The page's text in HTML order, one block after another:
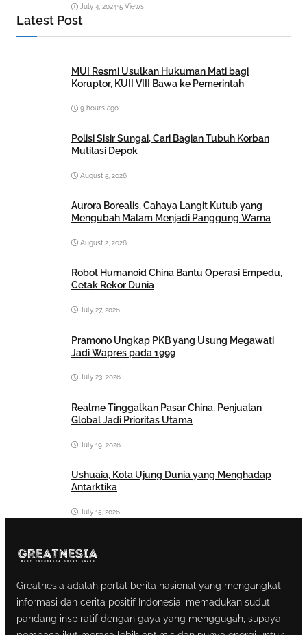
July 4, 2024•5 Views
Latest Post
MUI Resmi Usulkan Hukuman Mati bagi
Koruptor, KUII VIII Bawa ke Pemerintah
9 hours ago
Polisi Sisir Sungai, Cari Bagian Tubuh Korban
Mutilasi Depok
August 5, 2026
Aurora Borealis, Cahaya Langit Kutub yang
Mengubah Malam Menjadi Panggung Warna
August 2, 2026
Robot Humanoid China Bantu Operasi Empedu,
Cetak Rekor Dunia
July 27, 2026
Pramono Ungkap PKB yang Usung Megawati
Jadi Wapres pada 1999
July 23, 2026
Realme Tinggalkan Pasar China, Penjualan
Global Jadi Prioritas Utama
July 19, 2026
Ushuaia, Kota Ujung Dunia yang Menghadap
Antarktika
July 15, 2026
Greatnesia adalah portal berita nasional yang mengangkat
informasi dan cerita positif Indonesia, memadukan sudut
pandang inspiratif dengan gaya yang menggugah, supaya